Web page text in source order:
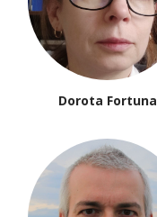
Dorota Fortuna